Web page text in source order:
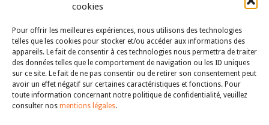
cookies
Pour offrir les meilleures expériences, nous utilisons des technologies
telles que les cookies pour stocker et/ou accéder aux informations des
appareils. Le fait de consentir à ces technologies nous permettra de traiter
des données telles que le comportement de navigation ou les ID uniques
sur ce site. Le fait de ne pas consentir ou de retirer son consentement peut
avoir un effet négatif sur certaines caractéristiques et fonctions. Pour
toute information concernant notre politique de confidentialité, veuillez
consulter nos mentions légales.